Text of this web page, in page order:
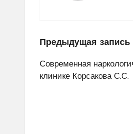
Навигация
по
Предыдущая запись
Современная
клинике Корсакова С.С.